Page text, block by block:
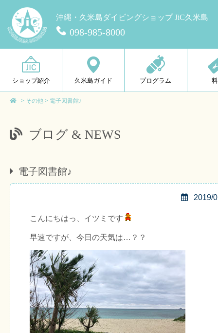
沖縄・久米島ダイビングショップ JiC久米島
098-985-8000
ショップ紹介 久米島ガイド プログラム
> その他 > 電子図書館♪
ブログ & NEWS
電子図書館♪
2019/
こんにちはっ、イツミです
早速ですが、今日の天気は…？？